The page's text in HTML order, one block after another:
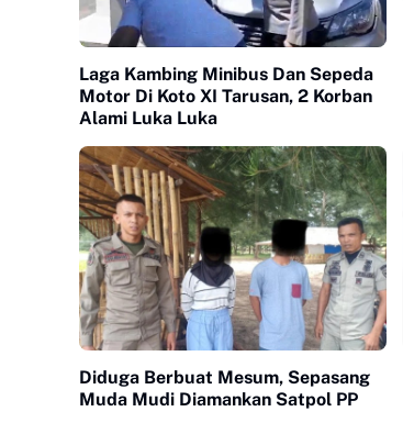
Laga Kambing Minibus Dan Sepeda
Motor Di Koto XI Tarusan, 2 Korban
Alami Luka Luka
Diduga Berbuat Mesum, Sepasang
Muda Mudi Diamankan Satpol PP